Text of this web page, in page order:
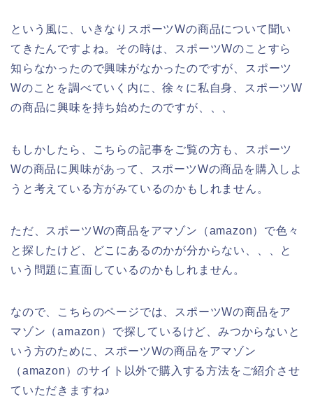
という風に、いきなりスポーツWの商品について聞い
てきたんですよね。その時は、スポーツWのことすら
知らなかったので興味がなかったのですが、スポーツ
Wのことを調べていく内に、徐々に私自身、スポーツW
の商品に興味を持ち始めたのですが、、、
もしかしたら、こちらの記事をご覧の方も、スポーツ
Wの商品に興味があって、スポーツWの商品を購入しよ
うと考えている方がみているのかもしれません。
ただ、スポーツWの商品をアマゾン（amazon）で色々
と探したけど、どこにあるのかが分からない、、、と
いう問題に直面しているのかもしれません。
なので、こちらのページでは、スポーツWの商品をア
マゾン（amazon）で探しているけど、みつからないと
いう方のために、スポーツWの商品をアマゾン
（amazon）のサイト以外で購入する方法をご紹介させ
ていただきますね♪